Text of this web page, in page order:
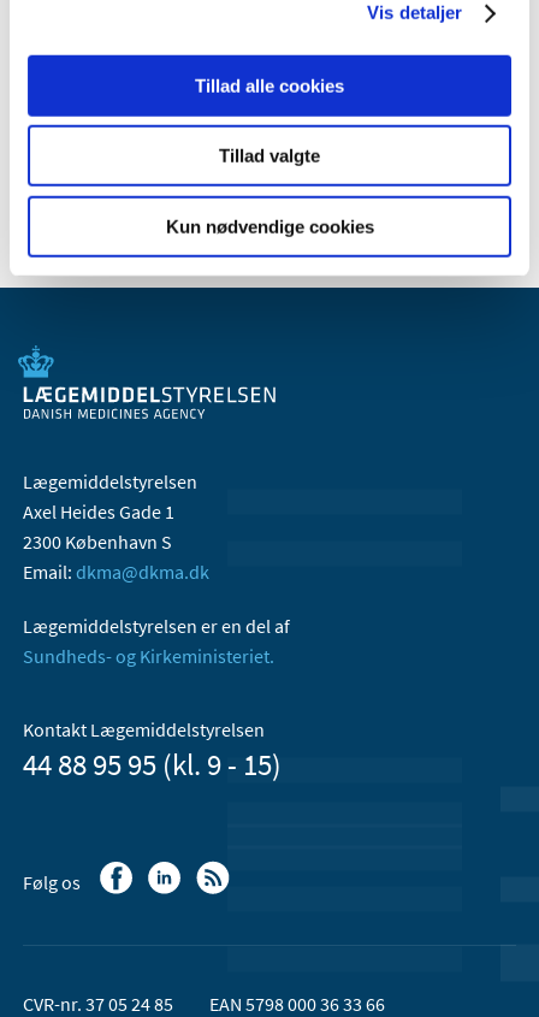
Vis detaljer
Tillad alle cookies
Tillad valgte
Kun nødvendige cookies
2007 (3)
2005 (2)
Lægemiddelstyrelsen
Axel Heides Gade 1
2300 København S
Email: dkma@dkma.dk
Lægemiddelstyrelsen er en del af
Sundheds- og Kirkeministeriet.
Kontakt Lægemiddelstyrelsen
44 88 95 95 (kl. 9 - 15)
Følg os
CVR-nr. 37 05 24 85 EAN 5798 000 36 33 66